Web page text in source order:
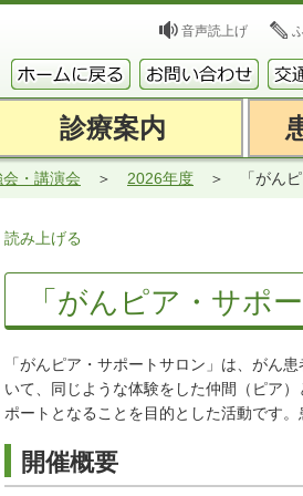
音声読上げ
診療案内
・講演会 2026年度 「がん
読み上げる
「がんピア・サポ
「がんピア・サポートサロン」は、がん
いて、同じような体験をした仲間（ピア
ポートとなることを目的とした活動です
開催概要